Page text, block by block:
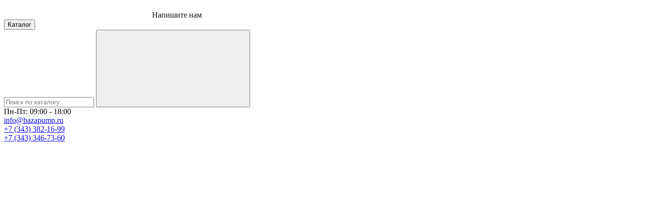
Напишите нам
Каталог
Пн-Пт: 09:00 - 18:00
info@bazapump.ru
+7 (343) 382-16-99
+7 (343) 346-73-‬60